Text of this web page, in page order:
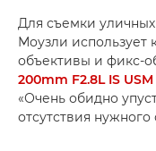
Для съемки
Моузли использует
объективы и фикс-
200mm F2.8L IS USM
«Очень обидно
отсутствия